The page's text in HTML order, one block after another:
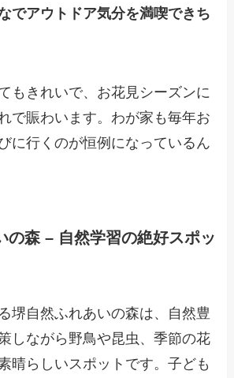
でアウトドア気分を満喫できち
もきれいで、お花見シーズンに
で賑わいます。わが家も毎年お
に行くのが恒例になっているん
の森 – 自然学習の絶好スポッ
堺自然ふれあいの森は、自然豊
しながら野鳥や昆虫、季節の花
晴らしいスポットです。子ども